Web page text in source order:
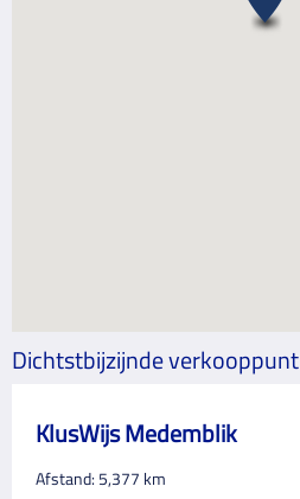
Dichtstbijzijnde verkooppunt
KlusWijs Medemblik
Afstand: 5,377 km